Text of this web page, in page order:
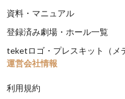
資料・マニュアル
登録済み劇場・ホール一覧
teketロゴ・プレスキット（メ
運営会社情報
利用規約